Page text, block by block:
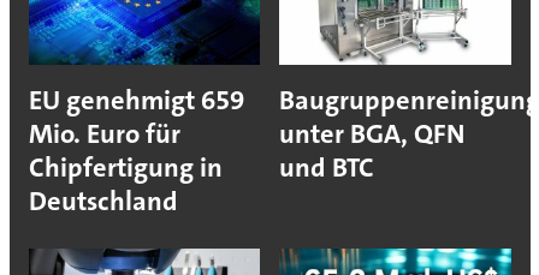
EU genehmigt 659
Mio. Euro für
Chipfertigung in
Deutschland
Baugruppenreinigung
unter BGA, QFN
und BTC